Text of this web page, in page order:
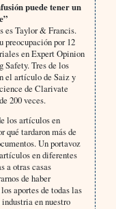
puede tener un
es Taylor & Francis.
por 12
en Expert Opinion
Safety. Tres de los
el artículo de Saiz y
de Clarivate
200 veces.
los artículos en
qué tardaron más de
Un portavoz
en diferentes
a otras casas
de haber
aportes de todas las
en nuestro